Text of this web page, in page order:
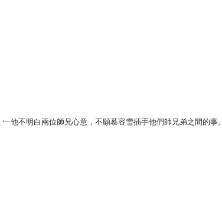
他不明白兩位師兄心意，不願慕容雪插手他們師兄弟之間的事。